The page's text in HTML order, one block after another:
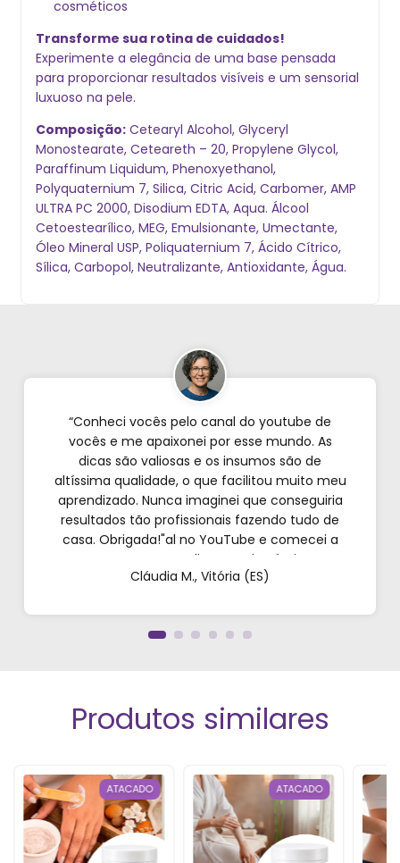
cosméticos
Transforme sua rotina de cuidados!
Experimente a elegância de uma base pensada
para proporcionar resultados visíveis e um sensorial
luxuoso na pele.
Composição: Cetearyl Alcohol, Glyceryl
Monostearate, Ceteareth – 20, Propylene Glycol,
Paraffinum Liquidum, Phenoxyethanol,
Polyquaternium 7, Silica, Citric Acid, Carbomer, AMP
ULTRA PC 2000, Disodium EDTA, Aqua. Álcool
Cetoestearílico, MEG, Emulsionante, Umectante,
Óleo Mineral USP, Poliquaternium 7, Ácido Cítrico,
Sílica, Carbopol, Neutralizante, Antioxidante, Água.
“Conheci vocês pelo canal do youtube de
vocês e me apaixonei por esse mundo. As
dicas são valiosas e os insumos são de
altíssima qualidade, o que facilitou muito meu
aprendizado. Nunca imaginei que conseguiria
resultados tão profissionais fazendo tudo de
casa. Obrigada!"al no YouTube e comecei a
testar em casa. As dicas são incríveis e os
produtos são exatamente como mostram nos
perfumes!”
Cláudia M., Vitória (ES)
Produtos similares
ATACADO ATACADO